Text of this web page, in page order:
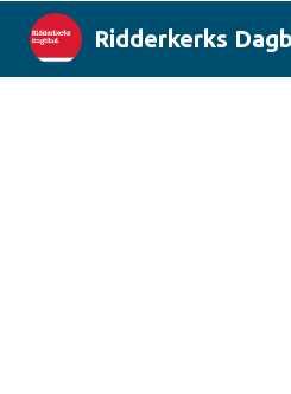
Ridderkerks